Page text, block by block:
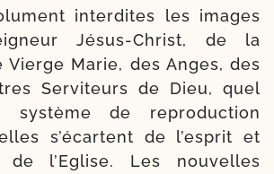
inter­dites les images
Jésus-​Christ, de la
Vierge Marie, des Anges, des
Serviteurs de Dieu, quel
de repro­duc­tion
s’é­cartent de l’esprit et
l’Eglise. Les nou­velles